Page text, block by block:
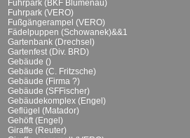
Fuhrpark (BKF Blumenau)
Fuhrpark (VERO)
Fußgängerampel (VERO)
Fädelpuppen (Schowanek)&&1
Gartenbank (Drechsel)
Gartenfest (Div. BRD)
Gebäude ()
Gebäude (C. Fritzsche)
Gebäude (Firma ?)
Gebäude (SFFischer)
Gebäudekomplex (Engel)
Geflügel (Matador)
Gehöft (Engel)
Giraffe (Reuter)